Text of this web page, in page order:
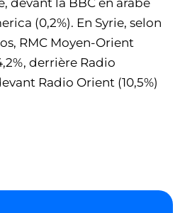
devant la BBC en arabe
(0,2%). En Syrie, selon
RMC Moyen-Orient
derrière Radio
Radio Orient (10,5%)